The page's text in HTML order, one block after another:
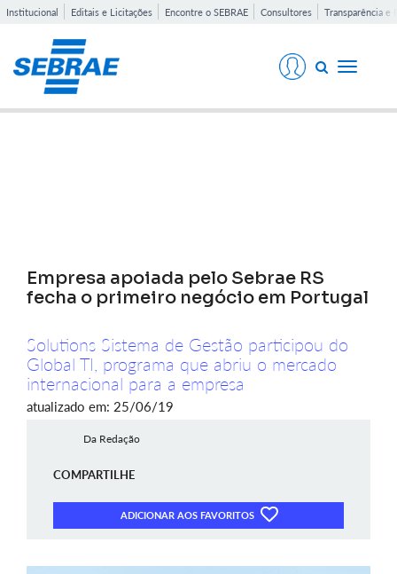
Institucional Editais e Licitações Encontre o SEBRAE Consultores Transparência e
Toggle
Empresa apoiada pelo Sebrae RS
fecha o primeiro negócio em Portugal
Solutions Sistema de Gestão participou do
Global TI, programa que abriu o mercado
internacional para a empresa
atualizado em: 25/06/19
Da Redação
COMPARTILHE
ADICIONAR AOS FAVORITOS